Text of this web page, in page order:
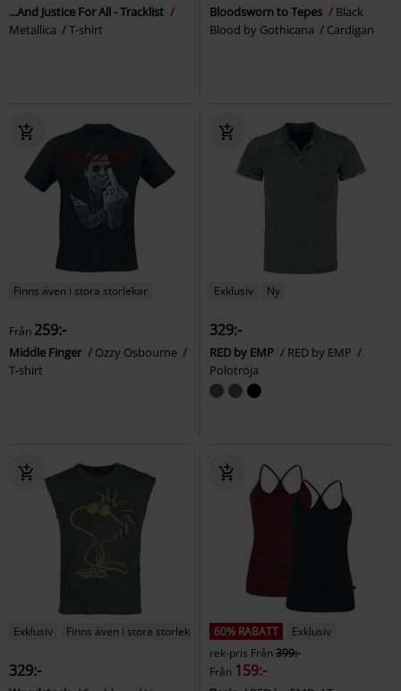
...And Justice For All - Tracklist
Metallica
T-shirt
Bloodsworn to Tepes
Black
Blood by Gothicana
Cardigan
Finns även i stora storlekar
Från 259:-
Middle Finger
Ozzy Osbourne
T-shirt
Exklusiv Ny
329:-
RED by EMP
RED by EMP
Polotröja
Exklusiv Finns även i stora storlekar
329:-
60% RABATT
Exklusiv
rek-pris Från399:-
Från 159:-